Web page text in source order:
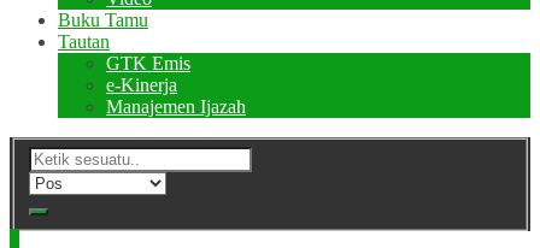
Buku Tamu
Tautan
GTK Emis
e-Kinerja
Manajemen Ijazah